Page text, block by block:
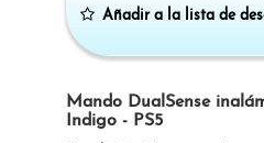
Mando DualSense
Indigo - PS5
Añadir a la lista de